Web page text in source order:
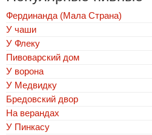
Фердинанда (Мала Страна)
У чаши
У Флеку
Пивоварский дом
У ворона
У Медвидку
Бредовский двор
На верандах
У Пинкасу